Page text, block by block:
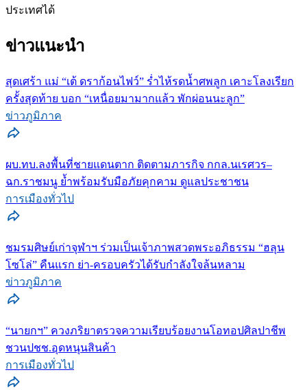
ประเทศได้
ข่าวแนะนำ
สุดเศร้า แม่ “เต้ ดราก้อนไฟว์” ร่ำไห้รดน้ำศพลูก เคาะโลงเรียก
ครั้งสุดท้าย บอก “เหนื่อยมามากแล้ว พักผ่อนนะลูก”
ข่าวภูมิภาค
ผบ.ทบ.ลงพื้นที่ชายแดนตาก ติดตามภารกิจ กกล.นเรศวร–
ฉก.ราชมนู ย้ำพร้อมรับมือภัยคุกคาม ดูแลประชาชน
การเมืองทั่วไป
ชมรมศิษย์เก่าจุฬาฯ ร่วมเป็นเจ้าภาพสวดพระอภิธรรม “ฮลุน
โซโล่” คืนแรก ย่า-ครอบครัวได้รับกำลังใจล้นหลาม
ข่าวภูมิภาค
“นายกฯ” ควงภริยาตรวจความเรียบร้อยงานโอทอปศิลปาชีพ
ชวนปชช.อุดหนุนสินค้า
การเมืองทั่วไป